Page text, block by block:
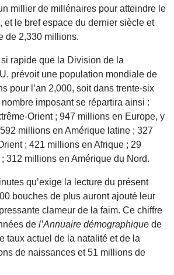
millier de millénaires pour atteindre le
et le bref espace du dernier siècle et
de 2,330 millions.
si rapide que la Division de la
prévoit une population mondiale de
pour l’an 2,000, soit dans trente-six
imposant se répartira ainsi :
Orient ; 947 millions en Europe, y
millions en Amérique latine ; 327
; 421 millions en Afrique ; 29
312 millions en Amérique du Nord.
qu’exige la lecture du présent
bouches de plus auront ajouté leur
clameur de la faim. Ce chiffre
de l’Annuaire démographique de
taux actuel de la natalité et de la
de naissances et 51 millions de